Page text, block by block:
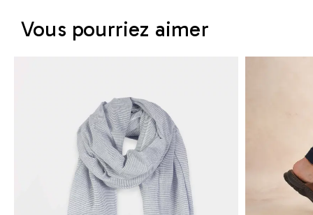
Vous pourriez aimer